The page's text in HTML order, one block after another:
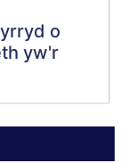
o
yw'r